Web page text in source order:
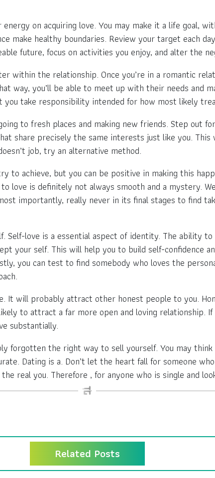
on acquiring love. You may make it a life goal,
make healthy boundaries. Review your target each
future, focus on activities you enjoy, and alter the
within the relationship. Once you’re in a romantic
way, you’ll be able to meet up with their needs and
take responsibility intended for how most likely
to fresh places and making new friends. Step out
share precisely the same interests just like you.
job, try an alternative method.
to achieve, but you can be positive in making this
love is definitely not always smooth and a mystery.
importantly, really never in its final stages to find
Self-love is a essential aspect of identity. The ability
your self. This will help you to build self-confidence
you can test to find somebody who loves the
It will probably attract other honest people to you.
to attract a far more open and loving relationship.
substantially.
forgotten the right way to sell yourself. You may
Dating is a. Don’t let the heart fall for someone
real you. Therefore , for anyone who is single and
Related Posts